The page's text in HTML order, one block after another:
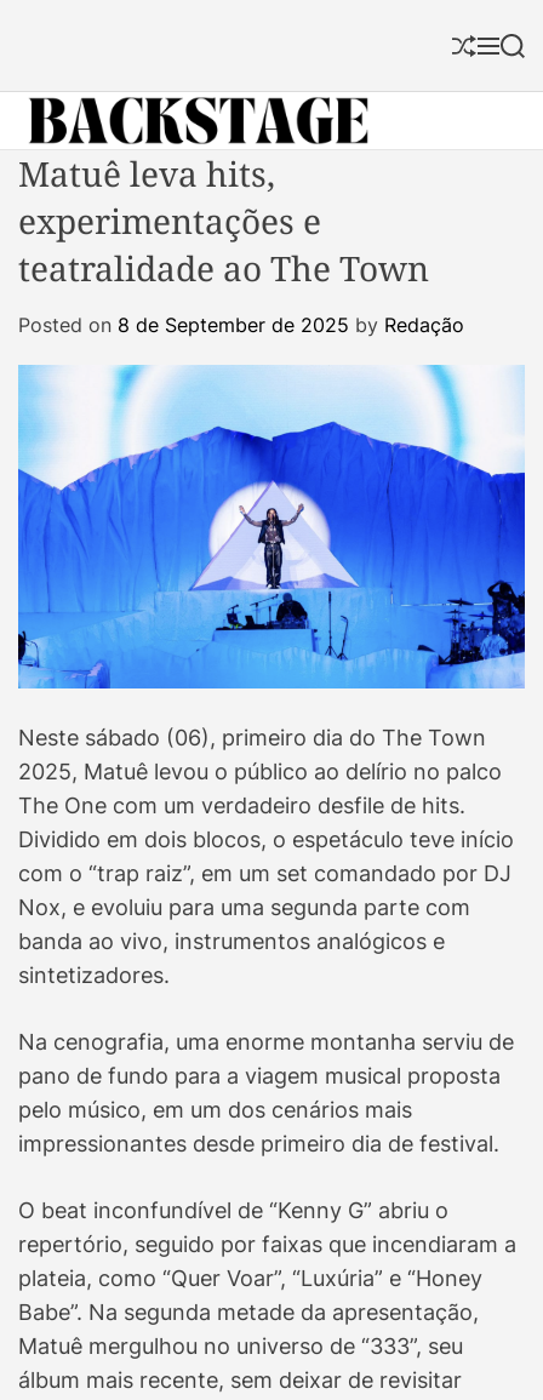
S
f
M S
c
B
a
c
k
s
t
a
g
Matuê leva hits,
experimentações e
teatralidade ao The Town
Posted on 8 de September de 2025 by Redação
Neste sábado (06), primeiro dia do The Town
2025, Matuê levou o público ao delírio no palco
The One com um verdadeiro desfile de hits.
Dividido em dois blocos, o espetáculo teve início
com o “trap raiz”, em um set comandado por DJ
Nox, e evoluiu para uma segunda parte com
banda ao vivo, instrumentos analógicos e
sintetizadores.
Na cenografia, uma enorme montanha serviu de
pano de fundo para a viagem musical proposta
pelo músico, em um dos cenários mais
impressionantes desde primeiro dia de festival.
O beat inconfundível de “Kenny G” abriu o
repertório, seguido por faixas que incendiaram a
plateia, como “Quer Voar”, “Luxúria” e “Honey
Babe”. Na segunda metade da apresentação,
Matuê mergulhou no universo de “333”, seu
álbum mais recente, sem deixar de revisitar